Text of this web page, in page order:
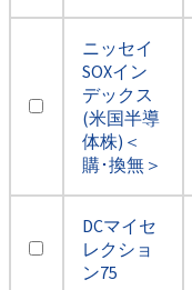
ニッセイ
SOXイン
デックス
(米国半導
体株)＜
購･換無＞
DCマイセ
レクショ
ン75